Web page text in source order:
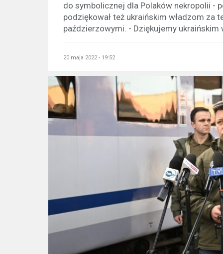
do symbolicznej dla Polaków nekropolii -
podziękował też ukraińskim władzom za
paździerzowymi. - Dziękujemy ukraińskim
20 maja 2022 - 19:52